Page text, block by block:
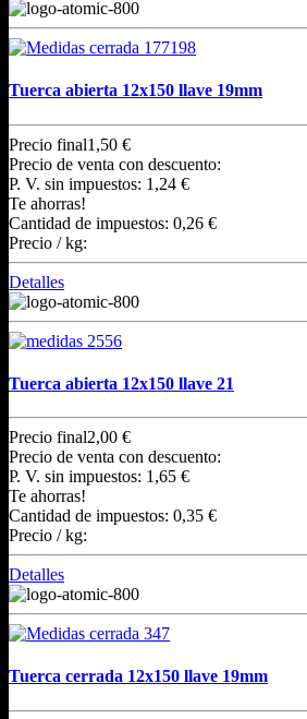
Tuerca abierta 12x150 llave 19mm
Precio final1,50 €
Precio de venta con descuento:
P. V. sin impuestos: 1,24 €
Te ahorras!
Cantidad de impuestos: 0,26 €
Precio / kg:
Detalles
Tuerca abierta 12x150 llave 21
Precio final2,00 €
Precio de venta con descuento:
P. V. sin impuestos: 1,65 €
Te ahorras!
Cantidad de impuestos: 0,35 €
Precio / kg:
Detalles
Tuerca cerrada 12x150 llave 19mm